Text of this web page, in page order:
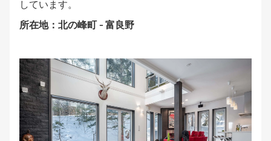
しています。
所在地：北の峰町 - 富良野